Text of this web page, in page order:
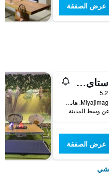
عرض الصفقة
سيمبل ستاي مياجيما – هوستل
Miyajimaguchi 1-4-14, هاتسوكايتشي, اليابان
عرض الصفقة